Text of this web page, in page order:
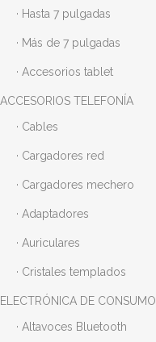
· Hasta 7 pulgadas
· Más de 7 pulgadas
· Accesorios tablet
ACCESORIOS TELEFONÍA
· Cables
· Cargadores red
· Cargadores mechero
· Adaptadores
· Auriculares
· Cristales templados
ELECTRÓNICA DE CONSUMO
· Altavoces Bluetooth